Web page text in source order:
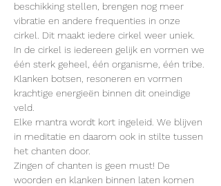
beschikking stellen, brengen nog meer
vibratie en andere frequenties in onze
cirkel. Dit maakt iedere cirkel weer uniek.
In de cirkel is iedereen gelijk en vormen we
één sterk geheel, één organisme, één tribe.
Klanken botsen, resoneren en vormen
krachtige energieën binnen dit oneindige
veld.
Elke mantra wordt kort ingeleid. We blijven
in meditatie en daarom ook in stilte tussen
het chanten door.
Zingen of chanten is geen must! De
woorden en klanken binnen laten komen